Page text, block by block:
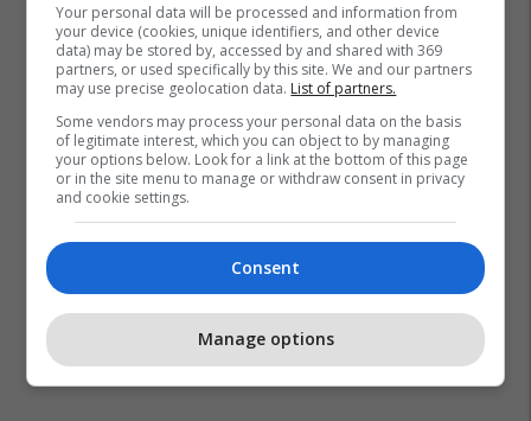
Your personal data will be processed and information from
your device (cookies, unique identifiers, and other device
data) may be stored by, accessed by and shared with 369
partners, or used specifically by this site. We and our partners
may use precise geolocation data. List of partners.
Some vendors may process your personal data on the basis
of legitimate interest, which you can object to by managing
your options below. Look for a link at the bottom of this page
or in the site menu to manage or withdraw consent in privacy
and cookie settings.
Consent
Manage options